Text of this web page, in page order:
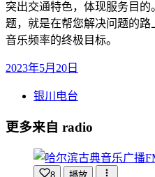
突出交通特色，体现服务目的
题，就是在帮您解决问题的
音乐频率的终极目标。
2023年5月20日
银川电台
更多来自 radio